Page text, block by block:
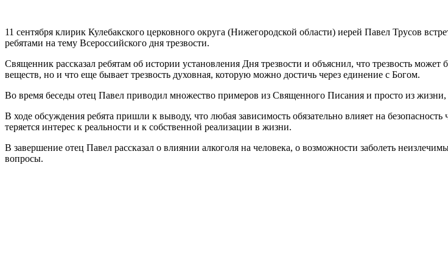
11 сентября клирик Кулебакского церковного округа (Нижегородской области) иерей Павел Трусов
ребятами на тему Всероссийского дня трезвости.
Священник рассказал ребятам об истории установления Дня трезвости и объяснил, что трезвость
веществ, но и что еще бывает трезвость духовная, которую можно достичь через единение с Богом.
Во время беседы отец Павел приводил множество примеров из Священного Писания и просто из жизни,
В ходе обсуждения ребята пришли к выводу, что любая зависимость обязательно влияет на
теряется интерес к реальности и к собственной реализации в жизни.
В завершение отец Павел рассказал о влиянии алкоголя на человека, о возможности заболеть
вопросы.